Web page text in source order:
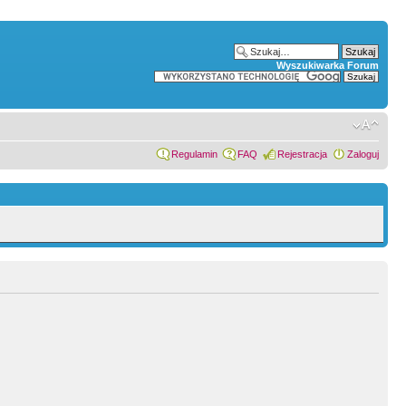
Wyszukiwarka Forum
Regulamin FAQ Rejestracja Zaloguj